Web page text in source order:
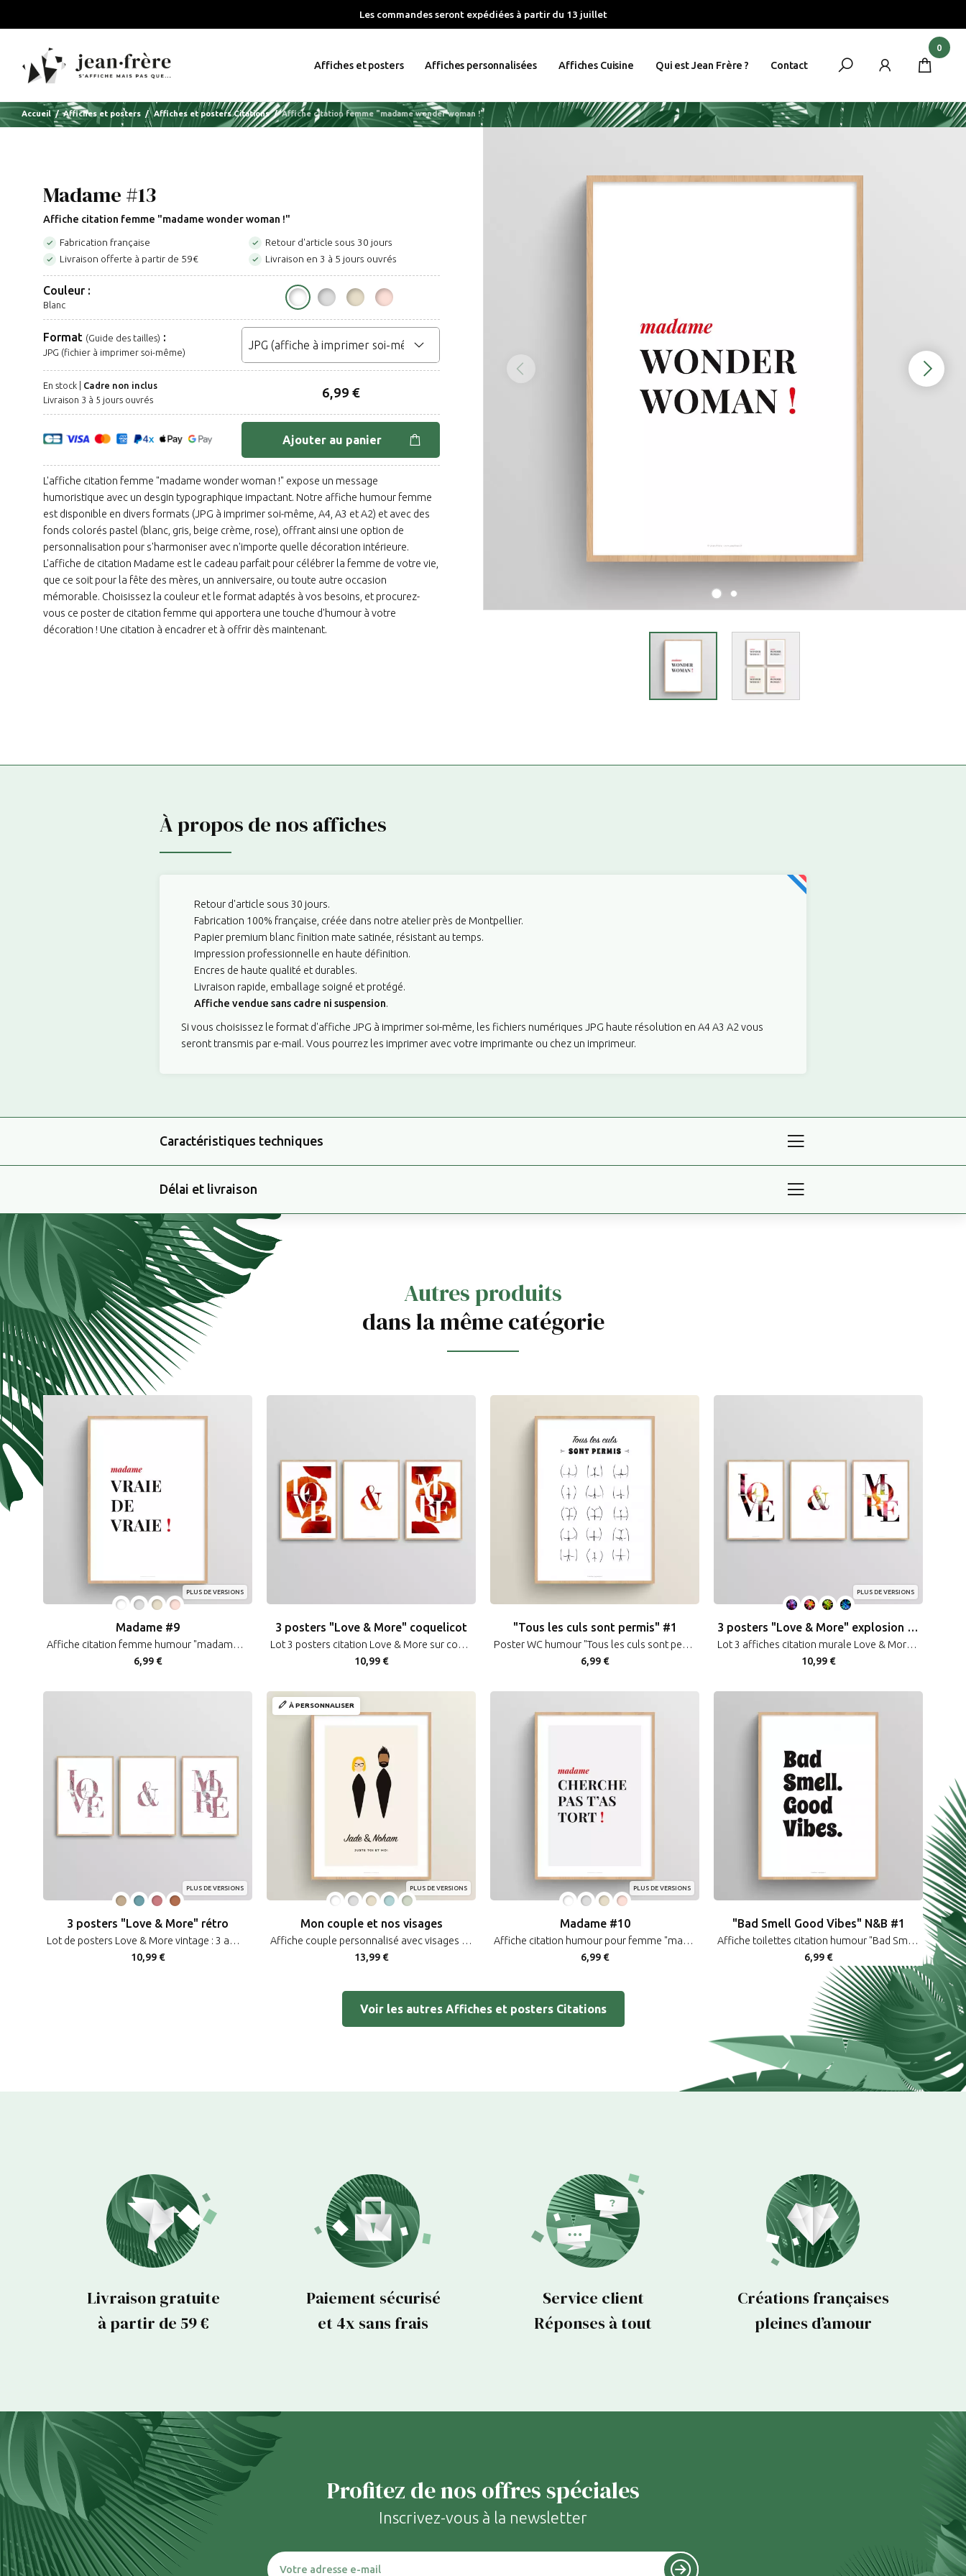
Les commandes seront expédiées à partir du 13 juillet
Affiches et posters Affiches personnalisées Affiches Cuisine Qui est Jean Frère ? Contact
0
Accueil Affiches et posters Affiches et posters Citations Affiche citation femme "madame wonder woman !"
Madame #13
Affiche citation femme "madame wonder woman !"
 Fabrication française  Retour d'article sous 30 jours
 Livraison offerte à partir de 59€  Livraison en 3 à 5 jours ouvrés
Couleur :
Blanc
Format (Guide des tailles) :
JPG (fichier à imprimer soi-même)
En stock | Cadre non inclus
Livraison 3 à 5 jours ouvrés
6,99 €
Ajouter au panier
L'affiche citation femme "madame wonder woman !" expose un message
humoristique avec un desgin typographique impactant. Notre affiche humour femme
est disponible en divers formats (JPG à imprimer soi-même, A4, A3 et A2) et avec des
fonds colorés pastel (blanc, gris, beige crème, rose), offrant ainsi une option de
personnalisation pour s'harmoniser avec n'importe quelle décoration intérieure.
L'affiche de citation Madame est le cadeau parfait pour célébrer la femme de votre vie,
que ce soit pour la fête des mères, un anniversaire, ou toute autre occasion
mémorable. Choisissez la couleur et le format adaptés à vos besoins, et procurez-
vous ce poster de citation femme qui apportera une touche d'humour à votre
décoration ! Une citation à encadrer et à offrir dès maintenant.
À propos de nos affiches
Retour d'article sous 30 jours.
Fabrication 100% française, créée dans notre atelier près de Montpellier.
Papier premium blanc finition mate satinée, résistant au temps.
Impression professionnelle en haute définition.
Encres de haute qualité et durables.
Livraison rapide, emballage soigné et protégé.
Affiche vendue sans cadre ni suspension.
Si vous choisissez le format d'affiche JPG à imprimer soi-même, les fichiers numériques JPG haute résolution en A4 A3 A2 vous
seront transmis par e-mail. Vous pourrez les imprimer avec votre imprimante ou chez un imprimeur.
Caractéristiques techniques
Délai et livraison
Autres produits
dans la même catégorie
PLUS DE VERSIONS
Madame #9
Affiche citation femme humour "madame vraie de vraie !"
6,99 €
3 posters "Love & More" coquelicot
Lot 3 posters citation Love & More sur coquelicot pour couple et déco florale
10,99 €
"Tous les culs sont permis" #1
Poster WC humour "Tous les culs sont permis" décoration murale toilettes message humoristique
6,99 €
PLUS DE VERSIONS
3 posters "Love & More" explosion couleurs
Lot 3 affiches citation murale Love & More explosion couleurs décoration romantique
10,99 €
PLUS DE VERSIONS
3 posters "Love & More" rétro
Lot de posters Love & More vintage : 3 affiches de citation couple et décoration rétro
10,99 €
À PERSONNALISER
PLUS DE VERSIONS
Mon couple et nos visages
Affiche couple personnalisé avec visages minimalistes
13,99 €
PLUS DE VERSIONS
Madame #10
Affiche citation humour pour femme "madame cherche pas t’as tort !"
6,99 €
"Bad Smell Good Vibes" N&B #1
Affiche toilettes citation humour "Bad Smell Good Vibes" décoration murale WC noir et blanc
6,99 €
Voir les autres Affiches et posters Citations
Livraison gratuite
à partir de 59 €
Paiement sécurisé
et 4x sans frais
Service client
Réponses à tout
Créations françaises
pleines d’amour
Profitez de nos offres spéciales
Inscrivez-vous à la newsletter